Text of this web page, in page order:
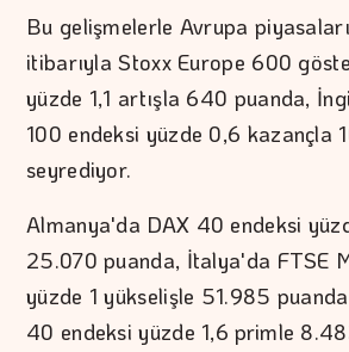
Bu gelişmelerle Avrupa
itibarıyla Stoxx Europe 600
yüzde 1,1 artışla 640 puanda,
100 endeksi yüzde 0,6 kazançla
seyrediyor.
Almanya'da DAX 40 endeksi
25.070 puanda, İtalya'da FTSE
yüzde 1 yükselişle 51.985
40 endeksi yüzde 1,6 primle